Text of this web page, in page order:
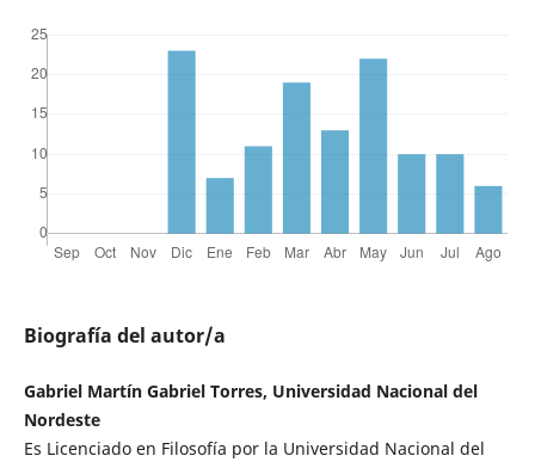
Biografía del autor/a
Gabriel Martín Gabriel Torres, Universidad Nacional del
Nordeste
Es Licenciado en Filosofía por la Universidad Nacional del